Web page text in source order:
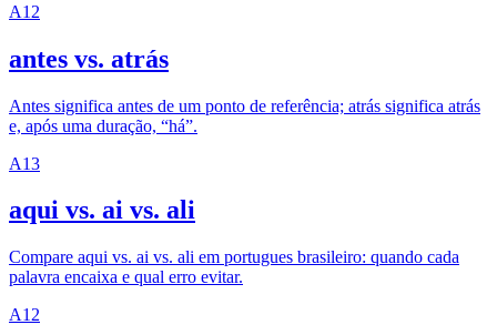
A1 2
antes vs. atrás
Antes significa antes de um ponto de referência; atrás significa atrás
e, após uma duração, “há”.
A13
aqui vs. ai vs. ali
Compare aqui vs. ai vs. ali em portugues brasileiro: quando cada
palavra encaixa e qual erro evitar.
A1 2